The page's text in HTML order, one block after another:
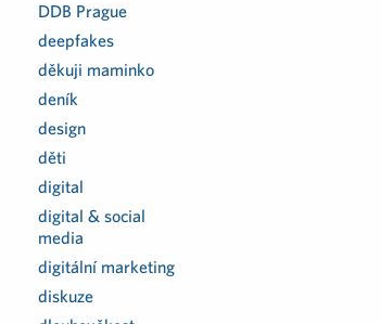
DDB Prague
deepfakes
děkuji maminko
deník
design
děti
digital
digital & social
media
digitální marketing
diskuze